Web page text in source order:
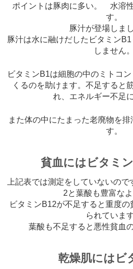
ポイントは豚肉に多い。 水溶
す。
豚汁が登場しま
豚汁は水に融けだしたビタミン
しません。
ビタミンB1は細胞の中のミトコ
くるのを助けます。不足すると
れ、エネルギー不足
また体の中にたまった老廃物を
す。
貧血にはビタミ
上記表では測定をしていないの
2と葉酸も豊富なよ
ビタミンB12が不足すると重度
られています
葉酸も不足すると悪性貧血
乾燥肌にはビ